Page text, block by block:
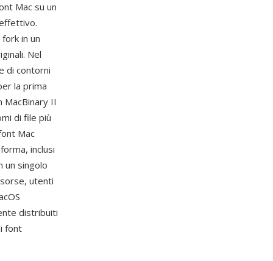
Mac su un
in un
Nel
di contorni
la prima
MacBinary II
di file più
Mac
inclusi
un singolo
utenti
distribuiti
font